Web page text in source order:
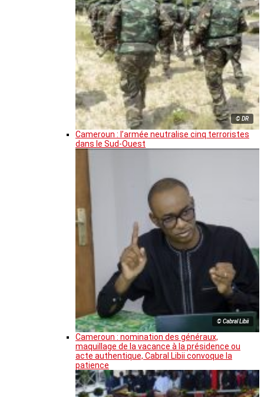
© DR
Cameroun : l’armée neutralise cinq terroristes
dans le Sud-Ouest
© Cabral Libii
Cameroun : nomination des généraux,
maquillage de la vacance à la présidence ou
acte authentique, Cabral Libii convoque la
patience